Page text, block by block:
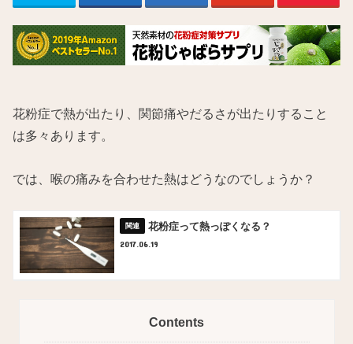
花粉症で熱が出たり、関節痛やだるさが出たりすること
は多々あります。
では、喉の痛みを合わせた熱はどうなのでしょうか？
花粉症って熱っぽくなる？
2017.06.19
Contents